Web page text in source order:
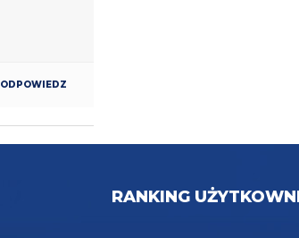
ODPOWIEDZ
RANKING